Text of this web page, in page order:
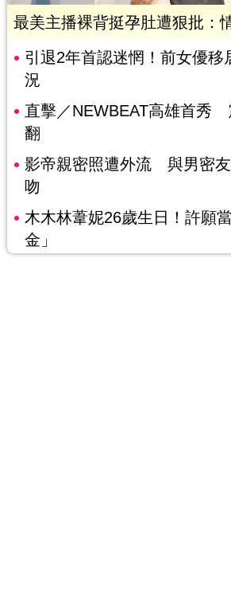
最美主播裸背挺孕肚遭狠批：
引退2年首認迷惘！前女優移
況
直擊／NEWBEAT高雄首秀
翻
影帝親密照遭外流 與男密
吻
木木林葦妮26歲生日！許願
金」